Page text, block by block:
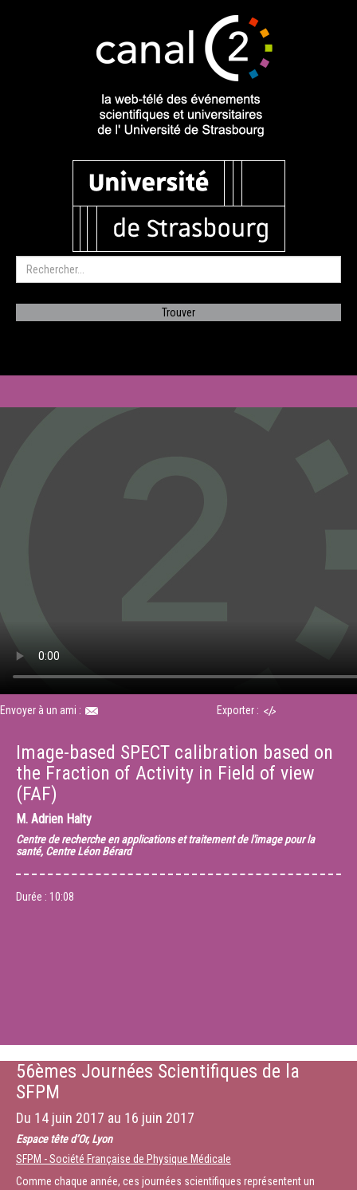
Envoyer à un ami : Exporter :
Image-based SPECT calibration based on
the Fraction of Activity in Field of view
(FAF)
M. Adrien Halty
Centre de recherche en applications et traitement de l'image pour la
santé, Centre Léon Bérard
Durée : 10:08
56èmes Journées Scientifiques de la
SFPM
Du 14 juin 2017 au 16 juin 2017
Espace tête d’Or, Lyon
SFPM - Société Française de Physique Médicale
Comme chaque année, ces journées scientifiques représentent un